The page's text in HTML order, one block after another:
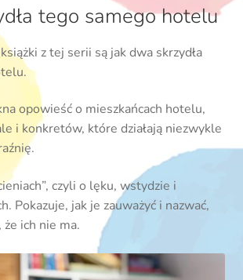
tego samego hotelu
z tej serii są jak dwa skrzydła
opowieść o mieszkańcach hotelu,
i konkretów, które działają niezwykle
czyli o lęku, wstydzie i
Pokazuje, jak je zauważyć i nazwać,
ich nie ma.